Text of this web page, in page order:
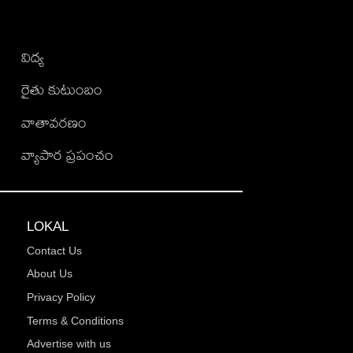
విద్య
రైతు కుటుంబం
వాతావరణం
వ్యాపార ప్రపంచం
LOKAL
Contact Us
About Us
Privacy Policy
Terms & Conditions
Advertise with us